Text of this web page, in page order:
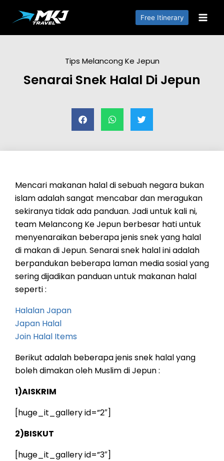
Free Itinerary
Tips Melancong Ke Jepun
Senarai Snek Halal Di Jepun
Mencari makanan halal di sebuah negara bukan
islam adalah sangat mencabar dan meragukan
sekiranya tidak ada panduan. Jadi untuk kali ni,
team Melancong Ke Jepun berbesar hati untuk
menyenaraikan beberapa jenis snek yang halal
di makan di Jepun. Senarai snek halal ini adalah
berpandukan beberapa laman media sosial yang
sering dijadikan panduan untuk makanan halal
seperti :
Halalan Japan
Japan Halal
Join Halal Items
Berikut adalah beberapa jenis snek halal yang
boleh dimakan oleh Muslim di Jepun :
1)AISKRIM
[huge_it_gallery id=”2″]
2)BISKUT
[huge_it_gallery id=”3″]